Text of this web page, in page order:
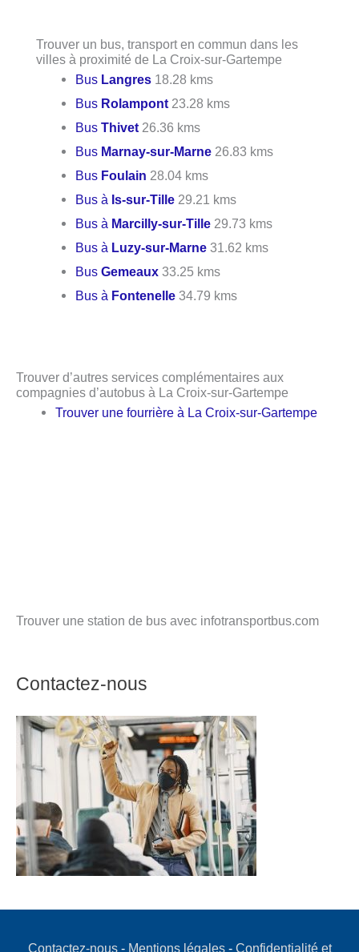
Trouver un bus, transport en commun dans les
villes à proximité de La Croix-sur-Gartempe
Bus Langres 18.28 kms
Bus Rolampont 23.28 kms
BusThivet 26.36 kms
Bus Marnay-sur-Marne 26.83 kms
Bus Foulain 28.04 kms
Bus à Is-sur-Tille 29.21 kms
Bus à Marcilly-sur-Tille 29.73 kms
Bus à Luzy-sur-Marne 31.62 kms
BusGemeaux 33.25 kms
Bus à Fontenelle 34.79 kms
Trouver d’autres services complémentaires aux
compagnies d’autobus à La Croix-sur-Gartempe
Trouver une fourrière à La Croix-sur-Gartempe
Trouver une station de bus avec infotransportbus.com
Contactez-nous
Contactez-nous- Mentions légales- Confidentialité et